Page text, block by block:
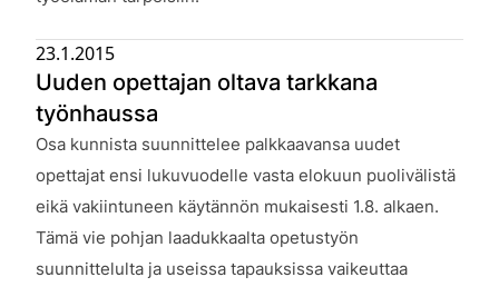
Uuden opettajan oltava tarkkana
työnhaussa
Julkaistu:
23.1.2015
Osa kunnista suunnittelee palkkaavansa uudet
opettajat ensi lukuvuodelle vasta elokuun puolivälistä
eikä vakiintuneen käytännön mukaisesti 1.8. alkaen.
Tämä vie pohjan laadukkaalta opetustyön
suunnittelulta ja useissa tapauksissa vaikeuttaa